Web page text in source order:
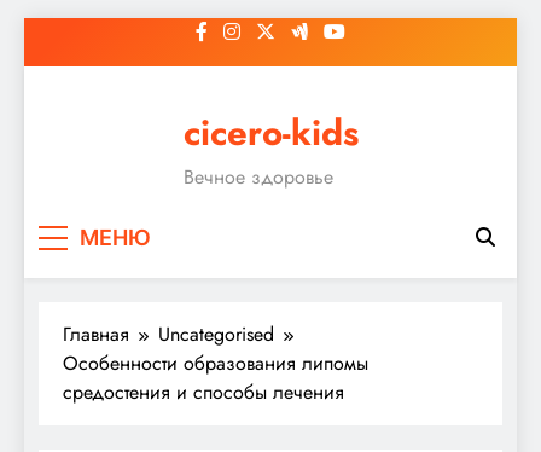
к
cicero-kids
Вечное здоровье
МЕНЮ
Главная
Uncategorised
Особенности образования липомы
средостения и способы лечения